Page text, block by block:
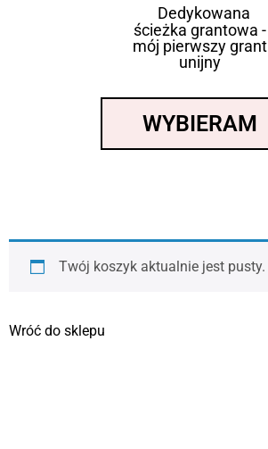
Dedykowana
ścieżka grantowa -
mój pierwszy grant
unijny
WYBIERAM
Twój koszyk aktualnie jest pusty.
Wróć do sklepu